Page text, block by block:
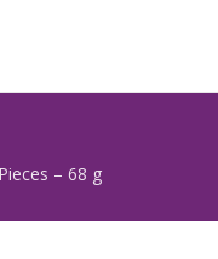
– 68 g